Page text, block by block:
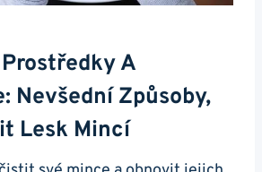
A⁣
Nevšední Způsoby,
Lesk​ Mincí